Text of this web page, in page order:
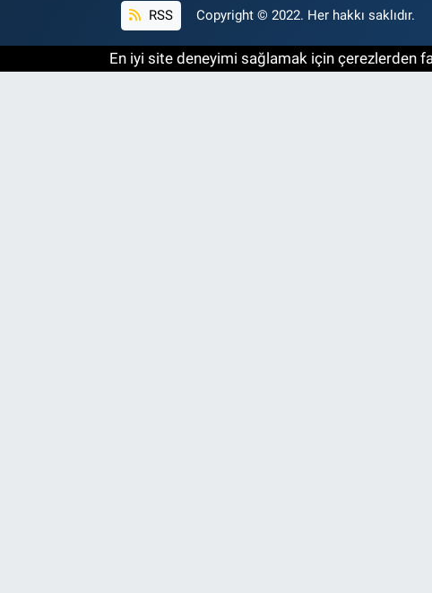
RSS Copyright © 2022. Her hakkı saklıdır.
En iyi site deneyimi sağlamak için çerezlerden